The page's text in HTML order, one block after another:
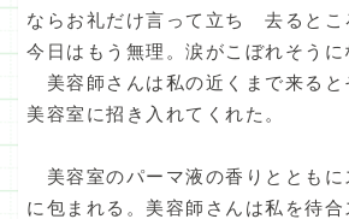
ならお礼だけ言って立ち 去ると
今日はもう無理。涙がこぼれそうに
美容師さんは私の近くまで来ると
美容室に招き入れてくれた。
美容室のパーマ液の香りとともに
に包まれる。美容師さんは私を待